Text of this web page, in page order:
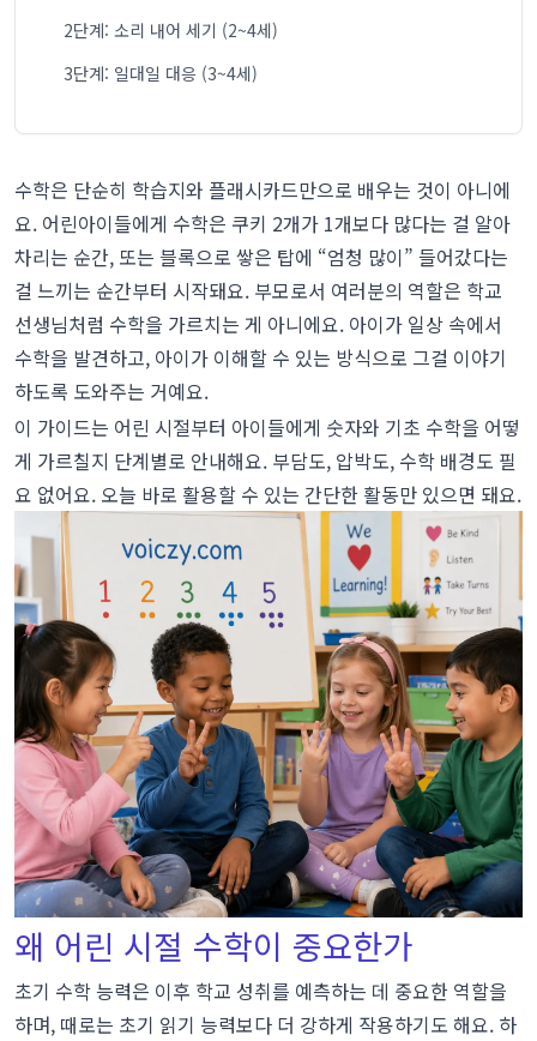
2단계: 소리 내어 세기 (2~4세)
3단계: 일대일 대응 (3~4세)
6단계: 간단한 더하기와 빼기 (4~6세)
7단계: 기본 연산과 암산 (5~7세)
수학처럼 느껴지지 않게 수학을 가르치는 일상 활
동
주방 수학
마트 수학
목욕 시간 수학
산책과 놀이 수학
잠자리 수학
부모가 흔히 하는 실수와 피하는 방법
실수 1: 너무 빨리, 너무 강하게 밀어붙이기
실수 2: 의미보다 기호를 먼저 가르치기
실수 3: 세기만 하고 비교는 안 하기
실수 4: 지루한 반복을 건너뛰기
실수 5: 수학을 감정적으로 만들기
실수 6: 다른 아이와 비교하기
우리 아이가 숫자를 좋아하지 않으면?
화면과 수학 앱: 도움이 될까, 해로울까?
실제로 따라 할 수 있는 주간 계획
수학은 단순히 학습지와 플래시카드만으로 배우는 것이 아니에
요. 어린아이들에게 수학은 쿠키 2개가 1개보다 많다는 걸 알아
차리는 순간, 또는 블록으로 쌓은 탑에 “엄청 많이” 들어갔다는
걸 느끼는 순간부터 시작돼요. 부모로서 여러분의 역할은 학교
선생님처럼 수학을 가르치는 게 아니에요. 아이가 일상 속에서
수학을 발견하고, 아이가 이해할 수 있는 방식으로 그걸 이야기
하도록 도와주는 거예요.
이 가이드는 어린 시절부터 아이들에게 숫자와 기초 수학을 어떻
게 가르칠지 단계별로 안내해요. 부담도, 압박도, 수학 배경도 필
요 없어요. 오늘 바로 활용할 수 있는 간단한 활동만 있으면 돼요.
왜 어린 시절 수학이 중요한가
초기 수학 능력은 이후 학교 성취를 예측하는 데 중요한 역할을
하며, 때로는 초기 읽기 능력보다 더 강하게 작용하기도 해요. 하